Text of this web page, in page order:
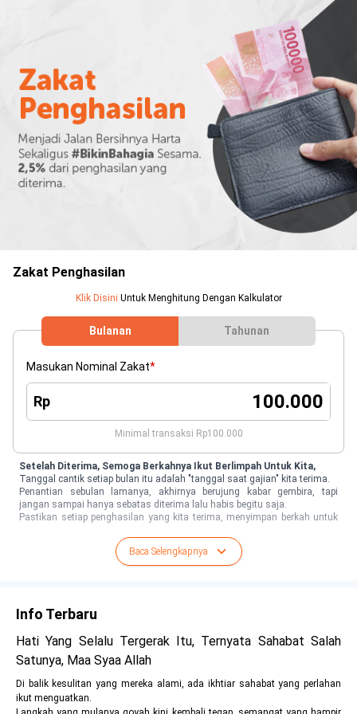
Zakat Penghasilan
Klik Disini Untuk Menghitung Dengan Kalkulator
Bulanan Tahunan
Masukan Nominal Zakat*
Rp
Minimal transaksi Rp100.000
Setelah Diterima, Semoga Berkahnya Ikut Berlimpah Untuk Kita,
Tanggal cantik setiap bulan itu adalah "tanggal saat gajian" kita terima.
Penantian sebulan lamanya, akhirnya berujung kabar gembira, tapi
jangan sampai hanya sebatas diterima lalu habis begitu saja.
Pastikan setiap penghasilan yang kita terima, menyimpan berkah untuk
lain di dalamnya, dengan cara tunaikan kewajiban zakat atas
Ambillah zakat dari sebagian harta mereka, dengan zakat itu kamu
Baca Selengkapnya
Info Terbaru
Hati Yang Selalu Tergerak Itu, Ternyata Sahabat Salah
Satunya, Maa Syaa Allah
Di balik kesulitan yang mereka alami, ada ikhtiar sahabat yang perlahan
ikut menguatkan.